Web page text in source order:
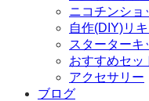
ニコチンショ
自作(DIY)リ
スターターキ
おすすめセッ
アクセサリー
ブログ